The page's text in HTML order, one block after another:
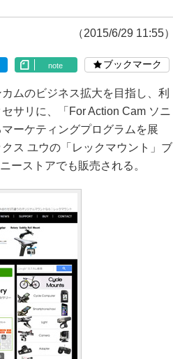
（2015/6/29 11:55）
note ブックマーク
ムのビジネス拡大を目指し、利
サリに、「For Action Cam ソニ
ーケティングプログラムを展
ス ユウの「レックマウント」ブ
ーストアでも販売される。